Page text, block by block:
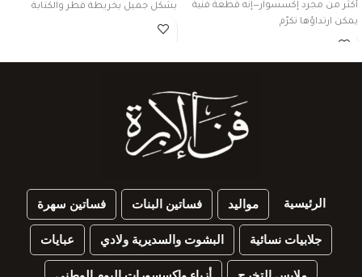
أكثر من مجرد إكسسوار—إنه قطعة فنية
يمكن ارتداؤها تكرّم
بشكل جميل بخريطة قطر والكتابة
الرئيسية مواليد فساتين البنات فساتين سهرة
جلابيات نسائية البشوت والسديرية ولادي عبايات